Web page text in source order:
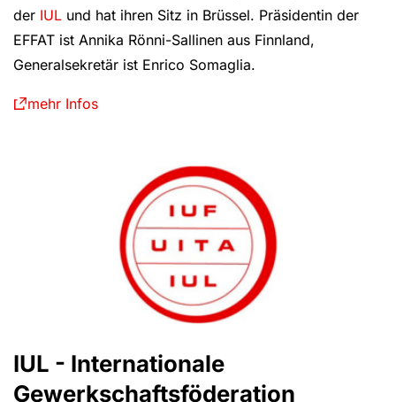
der IUL und hat ihren Sitz in Brüssel. Präsidentin der
EFFAT ist Annika Rönni-Sallinen aus Finnland,
Generalsekretär ist Enrico Somaglia.
mehr Infos
IUL - Internationale
Gewerkschaftsföderation